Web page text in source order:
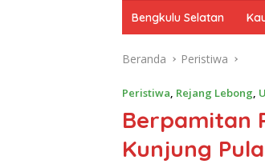
Bengkulu Selatan
Beranda Peristiwa
Peristiwa, Rejang Lebong,
Berpamitan
Kunjung